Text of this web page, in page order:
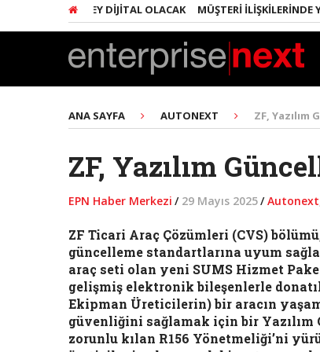
HER ŞEY DIJITAL OLACAK MÜŞTERI İLIŞKILERINDE
ANA SAYFA AUTONEXT ZF,
ZF, Yazılım
EPN Haber Merkezi / 29 Mayıs 2025/ Autonext
ZF Ticari Araç Çözümleri (CVS)
güncelleme standartlarına uyum
araç seti olan yeni SUMS Hizmet
gelişmiş elektronik bileşenlerle
Ekipman Üreticilerin) bir aracın
güvenliğini sağlamak için bir Yazılım
zorunlu kılan R156 Yönetmeliği’ni